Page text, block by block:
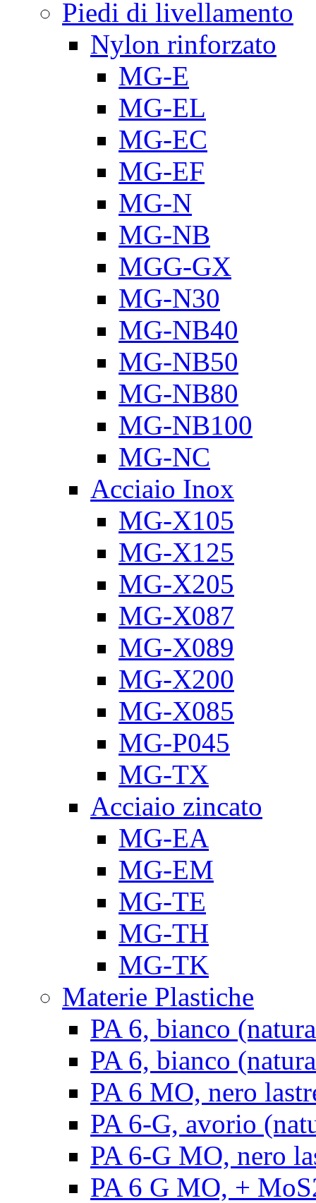
Piedi di livellamento
Nylon rinforzato
MG-E
MG-EL
MG-EC
MG-EF
MG-N
MG-NB
MGG-GX
MG-N30
MG-NB40
MG-NB50
MG-NB80
MG-NB100
MG-NC
Acciaio Inox
MG-X105
MG-X125
MG-X205
MG-X087
MG-X089
MG-X200
MG-X085
MG-P045
MG-TX
Acciaio zincato
MG-EA
MG-EM
MG-TE
MG-TH
MG-TK
Materie Plastiche
PA 6, bianco
PA 6, bianco
PA 6 MO, nero
PA 6-G, avorio
PA 6-G MO, nero
PA 6 G MO, +